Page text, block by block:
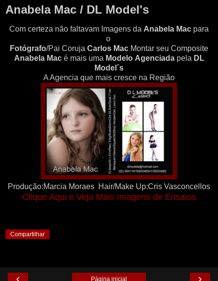
Anabela Mac / DL Model's
Com certeza não faltavam Imagens da Anabela Mac para
o
Fotógrafo/Pai Coruja Carlos Mac Montar seu Composite
Anabela Macé mais uma Modelo Agenciada pela DL
Model´s
A Agencia que mais cresce na Região
Produção:Marcia Moraes Hair/Make Up:Cris Vasconcellos
Clique Aqui e Veja Mais Imagens de Ensaios
Compartilhar
‹ ›
Página inicial